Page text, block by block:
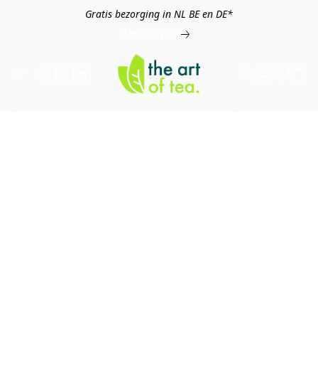
Gratis bezorging in NL BE en DE*